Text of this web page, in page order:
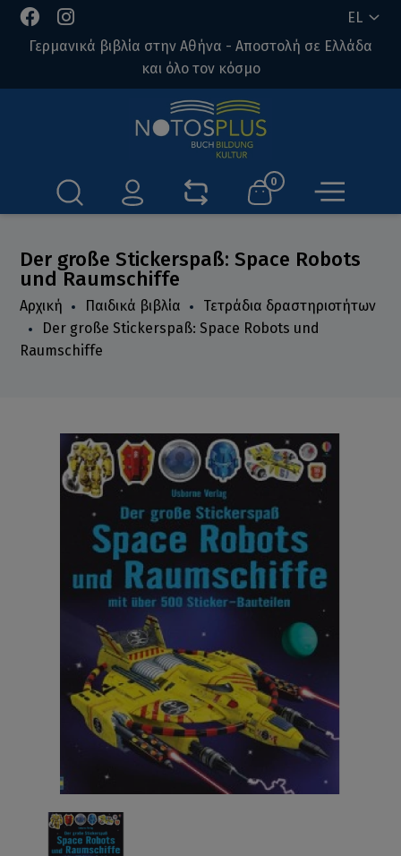
EL
Γερμανικά βιβλία στην Αθήνα - Αποστολή σε Ελλάδα
και όλο τον κόσμο
0
Der große Stickerspaß: Space Robots
und Raumschiffe
Αρχική Παιδικά βιβλία
Τετράδια δραστηριοτήτων
Der große Stickerspaß: Space Robots und
Raumschiffe